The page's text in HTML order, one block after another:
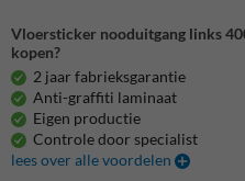
Vloersticker nooduitgang links
kopen?
2 jaar fabrieksgarantie
Anti-graffiti laminaat
Eigen productie
Controle door specialist
lees over alle voordelen